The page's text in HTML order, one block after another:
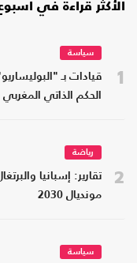
الأكثر قراءة في
1
سياسة
قيادات بـ
الحكم الذاتي المغربي
2
رياضة
تقارير: إسبانيا
مونديال 2030
سياسة